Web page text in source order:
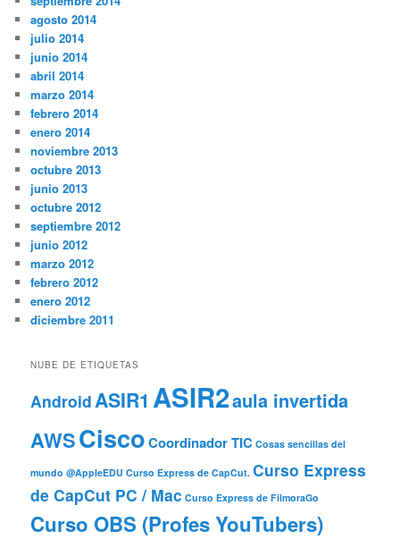
agosto 2014
julio 2014
junio 2014
abril 2014
marzo 2014
febrero 2014
enero 2014
noviembre 2013
octubre 2013
junio 2013
octubre 2012
septiembre 2012
junio 2012
marzo 2012
febrero 2012
enero 2012
diciembre 2011
NUBE DE ETIQUETAS
AndroidASIR1 ASIR2aula invertida
AWSCiscoCoordinador TIC Cosas sencillas del
mundo @AppleEDU Curso Express de CapCut. Curso Express
de CapCut PC / Mac Curso Express de FilmoraGo
Curso OBS (Profes YouTubers)